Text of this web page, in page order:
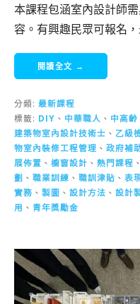
本課程包涵室內設計師
容。有興趣民眾可報名
閱讀全文 →
分類: 最新課程
標籤: DIY 、 中華職人 、 中高齡
建築物室內設計技術士 、 乙級
物室內裝修工程管理 、 政府補
展佈置 、 櫥窗設計 、 熱門課程 、
劃 、 職業訓練 、 職訓津貼 、 表
實務 、 製圖 、 設計方法 、 設計
用 、 青年獎勵金